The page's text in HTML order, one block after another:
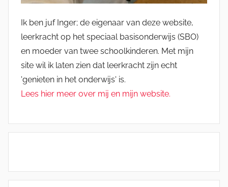
Ik ben juf Inger; de eigenaar van deze website,
leerkracht op het speciaal basisonderwijs (SBO)
en moeder van twee schoolkinderen. Met mijn
site wil ik laten zien dat leerkracht zijn echt
'genieten in het onderwijs' is.
Lees hier meer over mij en mijn website.